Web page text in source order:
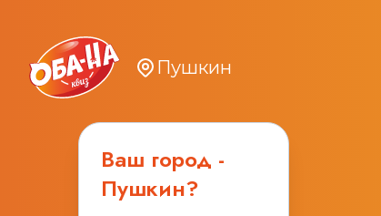
Пушкин
Ваш город -
Пушкин?